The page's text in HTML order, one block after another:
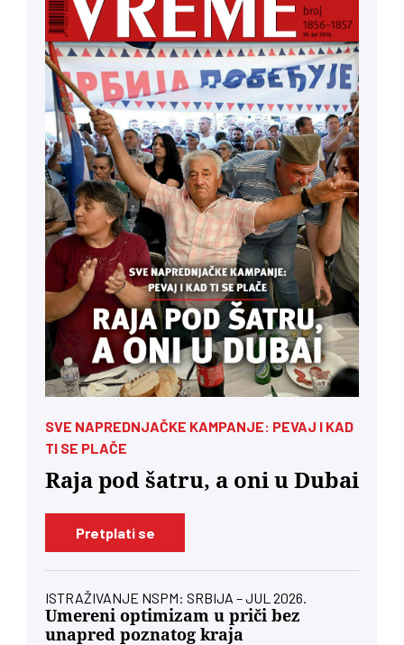
SVE NAPREDNJAČKE KAMPANJE: PEVAJ I KAD
TI SE PLAČE
Raja pod šatru, a oni u Dubai
Pretplati se
ISTRAŽIVANJE NSPM: SRBIJA – JUL 2026.
Umereni optimizam u priči bez
unapred poznatog kraja